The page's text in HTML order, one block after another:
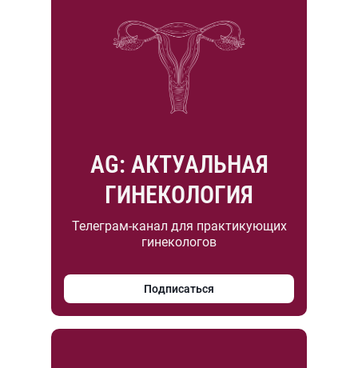
AG: АКТУАЛЬНАЯ
ГИНЕКОЛОГИЯ
Телеграм-канал для практикующих
гинекологов
Подписаться